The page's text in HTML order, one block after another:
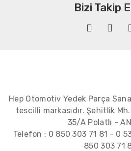
Bizi Takip
Hep Otomotiv Yedek Parça
tescilli markasıdır. Şehitlik
35/A Polatlı -
Telefon : 0 850 303 71 81 - 0
850 303 71